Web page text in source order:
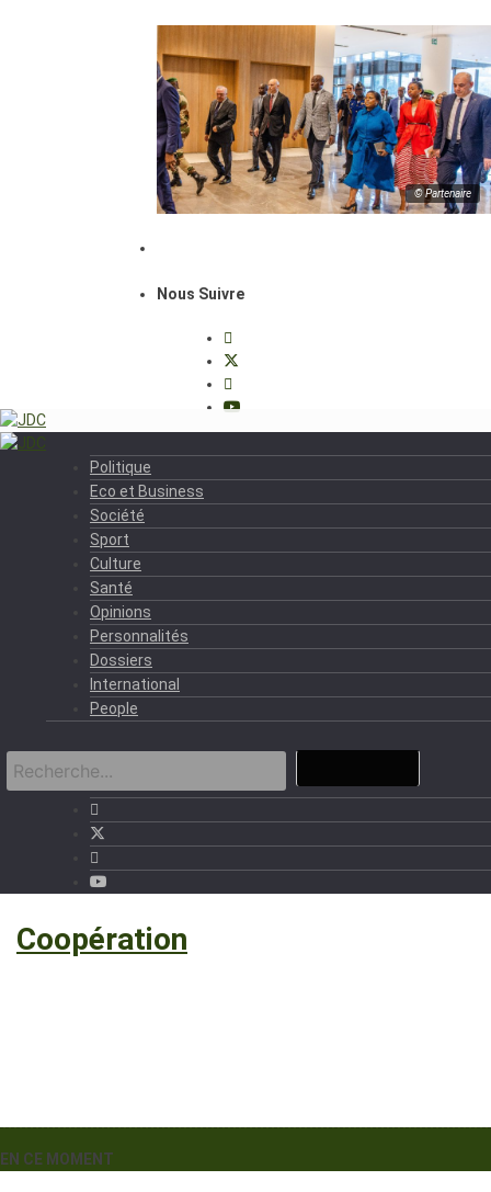
© Partenaire
Nous Suivre
Politique
Eco et Business
Société
Sport
Culture
Santé
Opinions
Personnalités
Dossiers
International
People
Coopération
EN CE MOMENT